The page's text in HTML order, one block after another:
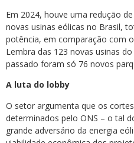
Em 2024, houve uma redução
novas usinas eólicas no Brasil,
potência, em comparação com
Lembra das 123 novas usinas
passado foram só 76 novos
A luta do lobby
O setor argumenta que os
determinados pelo ONS – o tal
grande adversário da energia